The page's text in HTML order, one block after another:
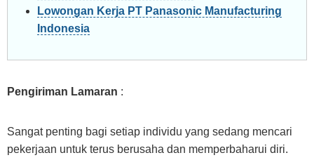
Lowongan Kerja PT Panasonic Manufacturing
Indonesia
Pengiriman Lamaran :
Sangat penting bagi setiap individu yang sedang mencari
pekerjaan untuk terus berusaha dan memperbaharui diri.